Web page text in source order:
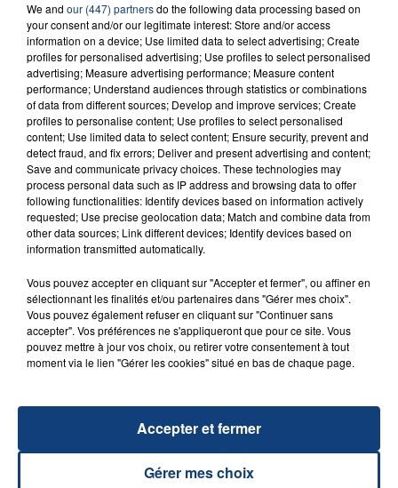
23 juillet 2026
INCENDIE MORTEL À LENS : UNE FEMME ET
SON BÉBÉ ENTRE LA VIE ET LA...
Un homme s'est immolé par le feu après avoir
aspergé sa compagne et leur bébé de trois mois
d'un liquide inflammable.
20 juillet 2026
UNE ADOLESCENTE DEVANT SE FAIRE
OPÉRER DE LA CHEVILLE RESSORT DE LA...
La famille a porté plainte contre la clinique qui a
TITRES DIFFUSÉS
We and our (447) partnersdo the following data processing based on
your consent and/or our legitimate interest: Store and/or access
information on a device; Use limited data to select advertising; Create
profiles for personalised advertising; Use profiles to select personalised
advertising; Measure advertising performance; Measure content
performance; Understand audiences through statistics or combinations
of data from different sources; Develop and improve services; Create
profiles to personalise content; Use profiles to select personalised
content; Use limited data to select content; Ensure security, prevent and
detect fraud, and fix errors; Deliver and present advertising and content;
Save and communicate privacy choices. These technologies may
process personal data such as IP address and browsing data to offer
following functionalities: Identify devices based on information actively
requested; Use precise geolocation data; Match and combine data from
other data sources; Link different devices; Identify devices based on
information transmitted automatically.
Vous pouvez accepter en cliquant sur "Accepter et fermer", ou affiner en
sélectionnant les finalités et/ou partenaires dans "Gérer mes choix".
Vous pouvez également refuser en cliquant sur "Continuer sans
accepter". Vos préférences ne s'appliqueront que pour ce site. Vous
pouvez mettre à jour vos choix, ou retirer votre consentement à tout
moment via le lien "Gérer les cookies" situé en bas de chaque page.
Gérer mes choix
Accepter et fermer